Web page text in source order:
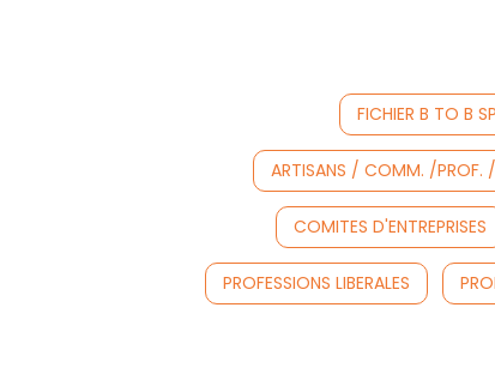
FICHIER B TO B
ARTISANS / COMM. /PROF. /
COMITES D'ENTREPRISES
PROFESSIONS LIBERALES